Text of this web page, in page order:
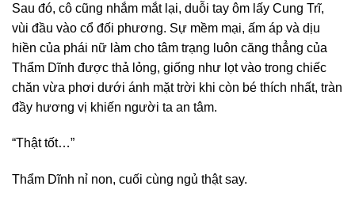
Sau đó, cô cũng nhắm mắt lại, duỗi tay ôm lấy Cung Trĩ,
vùi đầu vào cổ đối phương. Sự mềm mại, ấm áp và dịu
hiền của phái nữ làm cho tâm trạng luôn căng thẳng của
Thẩm Dĩnh được thả lỏng, giống như lọt vào trong chiếc
chăn vừa phơi dưới ánh mặt trời khi còn bé thích nhất, tràn
đầy hương vị khiến người ta an tâm.
“Thật tốt…”
Thẩm Dĩnh nỉ non, cuối cùng ngủ thật say.